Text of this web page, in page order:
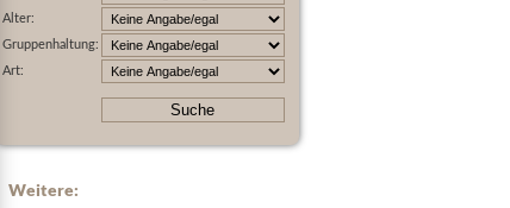
Alter:
Gruppenhaltung:
Art:
Weitere: